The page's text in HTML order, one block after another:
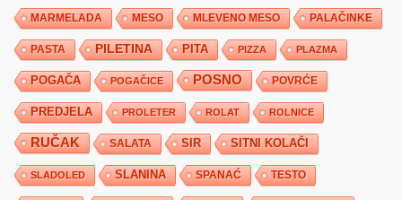
MARMELADA MESO MLEVENO MESO PALAČINKE
PASTA PILETINA PITA PIZZA PLAZMA
POGAČA POGAČICE POSNO POVRĆE
PREDJELA PROLETER ROLAT ROLNICE
RUČAK SALATA SIR SITNI KOLAČI
SLADOLED SLANINA SPANAĆ TESTO